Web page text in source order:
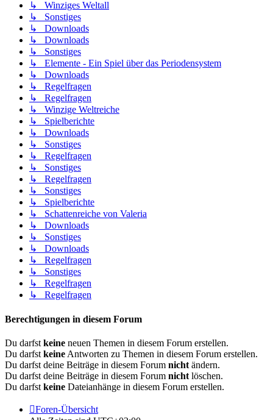
↳ Winziges Weltall
↳ Sonstiges
↳ Downloads
↳ Downloads
↳ Sonstiges
↳ Elemente - Ein Spiel über das Periodensystem
↳ Downloads
↳ Regelfragen
↳ Regelfragen
↳ Winzige Weltreiche
↳ Spielberichte
↳ Downloads
↳ Sonstiges
↳ Regelfragen
↳ Sonstiges
↳ Regelfragen
↳ Sonstiges
↳ Spielberichte
↳ Schattenreiche von Valeria
↳ Downloads
↳ Sonstiges
↳ Downloads
↳ Regelfragen
↳ Sonstiges
↳ Regelfragen
↳ Regelfragen
Berechtigungen in diesem Forum
Du darfst keine neuen Themen in diesem Forum erstellen.
Du darfst keine Antworten zu Themen in diesem Forum erstellen.
Du darfst deine Beiträge in diesem Forum nicht ändern.
Du darfst deine Beiträge in diesem Forum nicht löschen.
Du darfst keine Dateianhänge in diesem Forum erstellen.
Foren-Übersicht